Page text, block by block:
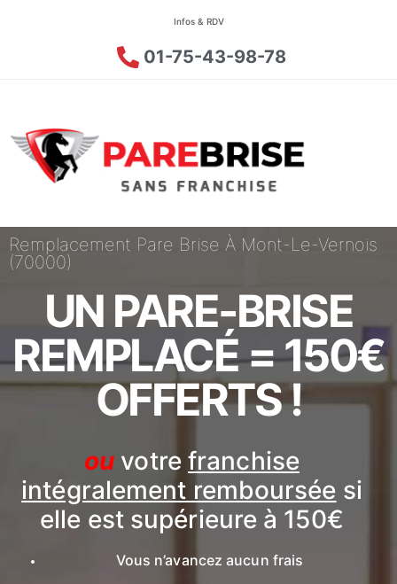
Infos & RDV
01-75-43-98-78
Remplacement Pare Brise À Mont-Le-Vernois
(70000)
UN PARE-BRISE
REMPLACÉ = 150€
OFFERTS !
ou votre franchise
intégralement remboursée si
elle est supérieure à 150€
Vous n’avancez aucun frais